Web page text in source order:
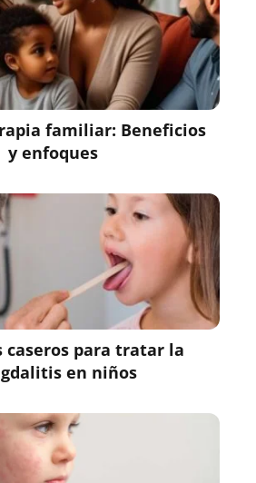
familiar: Beneficios
y enfoques
caseros para tratar la
en niños